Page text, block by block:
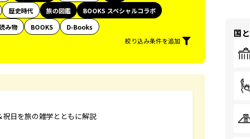
歴史時代 旅の図鑑
BOOKS スペシャルコラボ
み物 BOOKS
D-Books
絞り込み条件を追加
日を旅の雑学とともに解説
国